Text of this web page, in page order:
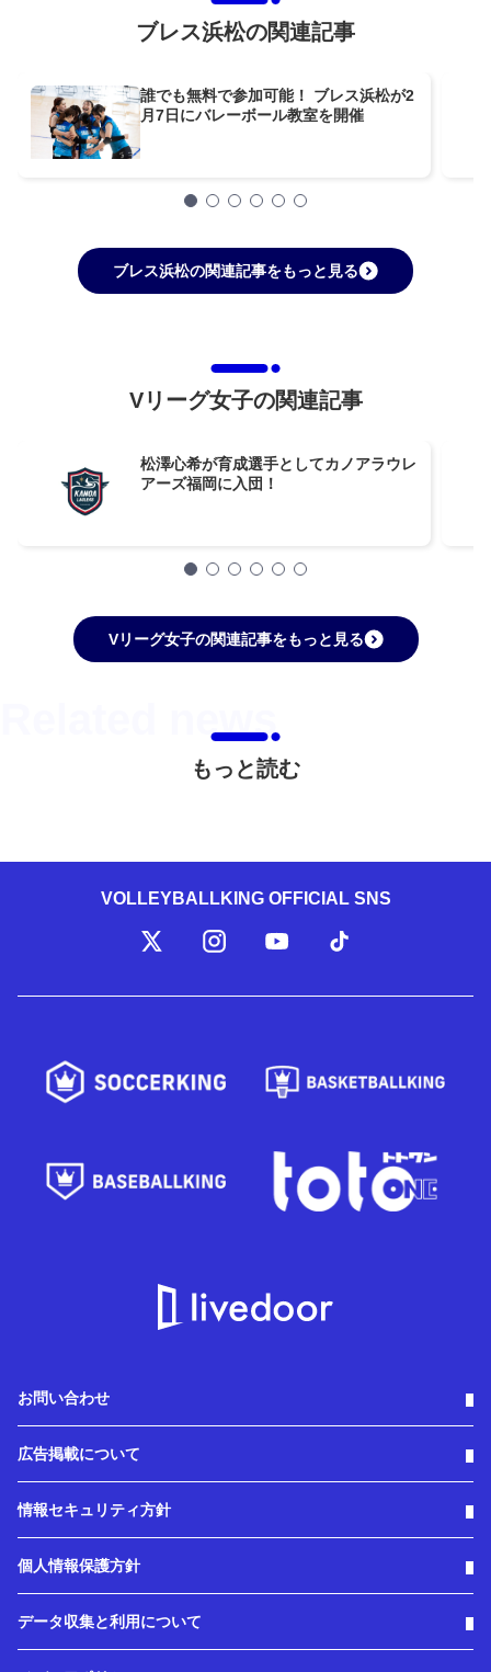
ブレス浜松の関連記事
誰でも無料で参加可能！ ブレス浜松が2
月7日にバレーボール教室を開催
ブレス浜松の関連記事をもっと見る
Vリーグ女子の関連記事
松澤心希が育成選手としてカノアラウレ
アーズ福岡に入団！
Vリーグ女子の関連記事をもっと見る
もっと読む
VOLLEYBALLKING OFFICIAL SNS
お問い合わせ
広告掲載について
情報セキュリティ方針
個人情報保護方針
データ収集と利用について